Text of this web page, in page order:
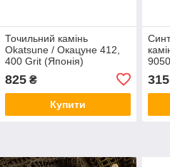
Точильний камінь
Okatsune / Окацуне 412,
400 Grit (Японія)
825₴
Купити
315